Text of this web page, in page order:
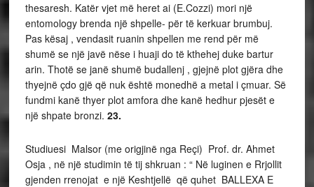
thesaresh. Katër vjet më heret ai (E.Cozzi) mori një
entomology brenda një shpelle- për të kerkuar brumbuj.
Pas kësaj , vendasit ruanin shpellen me rend për më
shumë se një javë nëse i huaji do të kthehej duke bartur
arin. Thotë se janë shumë budallenj , gjejnë plot gjëra dhe
thyejnë çdo gjë që nuk është monedhë a metal i çmuar. Së
fundmi kanë thyer plot amfora dhe kanë hedhur pjesët e
një shpate bronzi. 23.
Studiuesi Malsor (me origjinë nga Reçi) Prof. dr. Ahmet
Osja , në një studimin të tij shkruan : “ Në luginen e Rrjollit
gjenden rrenojat e një Keshtjellë që quhet BALLEXA E